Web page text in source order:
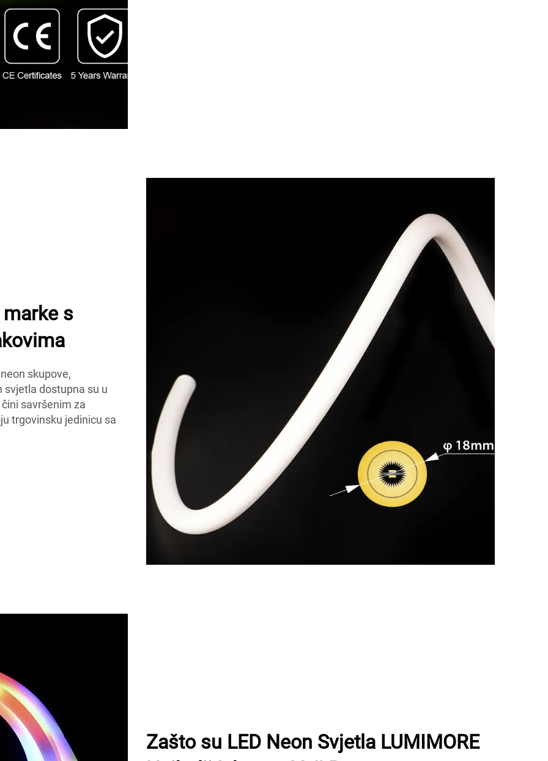
s
skupove,
svjetla dostupna su u
savršenim za
trgovinsku jedinicu sa
Zašto su LED Neon Svjetla LUMIMORE